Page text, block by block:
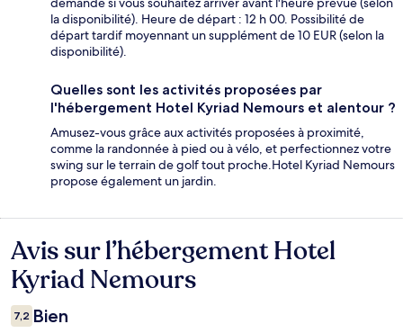
la disponibilité). Heure de départ : 12 h 00. Possibilité de
départ tardif moyennant un supplément de 10 EUR (selon la
disponibilité).
Quelles sont les activités proposées par
l'hébergement Hotel Kyriad Nemours et alentour ?
Amusez-vous grâce aux activités proposées à proximité,
comme la randonnée à pied ou à vélo, et perfectionnez votre
swing sur le terrain de golf tout proche.Hotel Kyriad Nemours
propose également un jardin.
Avis
Avis sur l’hébergement Hotel
Kyriad Nemours
7,2 Bien